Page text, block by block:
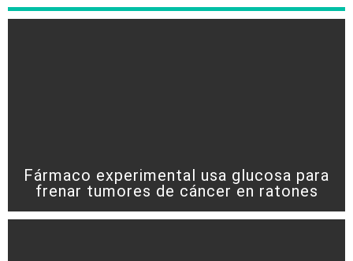
Fármaco experimental usa glucosa para
frenar tumores de cáncer en ratones